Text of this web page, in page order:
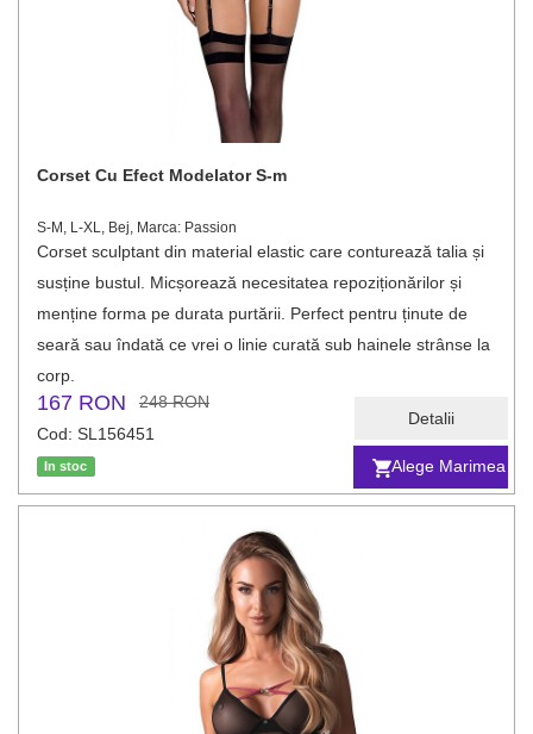
Alege Marimea
Detalii
Corset Cu Efect Modelator S-m
S-M, L-XL, Bej, Marca: Passion
Corset sculptant din material elastic care conturează talia și
susține bustul. Micșorează necesitatea repoziționărilor și
menține forma pe durata purtării. Perfect pentru ținute de
seară sau îndată ce vrei o linie curată sub hainele strânse la
corp.
167 RON
248 RON
Cod: SL156451
In stoc